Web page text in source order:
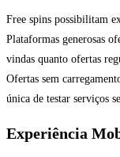
Free spins possibilitam
Plataformas generosas
vindas quanto ofertas
Ofertas sem
única de testar serviços
Experiência